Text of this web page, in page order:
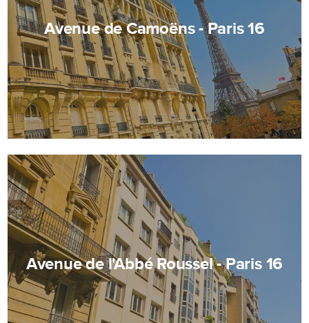
Avenue de Camoëns - Paris 16
Avenue de l'Abbé Roussel - Paris 16